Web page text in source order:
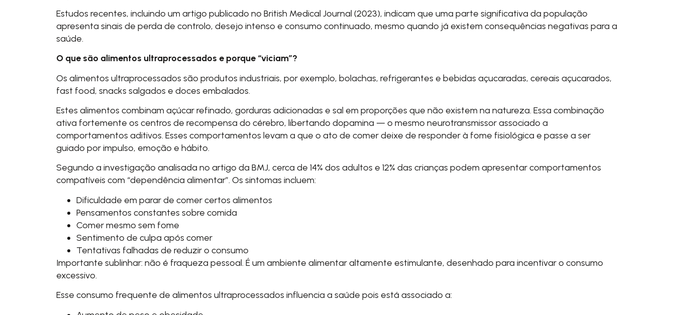
Estudos recentes, incluindo um artigo publicado no British Medical Journal (2023), indicam que uma parte significativa da população
apresenta sinais de perda de controlo, desejo intenso e consumo continuado, mesmo quando já existem consequências negativas para a
saúde.
O que são alimentos ultraprocessados e porque “viciam”?
Os alimentos ultraprocessados são produtos industriais, por exemplo, bolachas, refrigerantes e bebidas açucaradas, cereais açucarados,
fast food, snacks salgados e doces embalados.
Estes alimentos combinam açúcar refinado, gorduras adicionadas e sal em proporções que não existem na natureza. Essa combinação
ativa fortemente os centros de recompensa do cérebro, libertando dopamina — o mesmo neurotransmissor associado a
comportamentos aditivos. Esses comportamentos levam a que o ato de comer deixe de responder à fome fisiológica e passe a ser
guiado por impulso, emoção e hábito.
Segundo a investigação analisada no artigo da BMJ, cerca de 14% dos adultos e 12% das crianças podem apresentar comportamentos
compatíveis com “dependência alimentar”. Os sintomas incluem:
Dificuldade em parar de comer certos alimentos
Pensamentos constantes sobre comida
Comer mesmo sem fome
Sentimento de culpa após comer
Tentativas falhadas de reduzir o consumo
Importante sublinhar: não é fraqueza pessoal. É um ambiente alimentar altamente estimulante, desenhado para incentivar o consumo
excessivo.
Esse consumo frequente de alimentos ultraprocessados influencia a saúde pois está associado a: